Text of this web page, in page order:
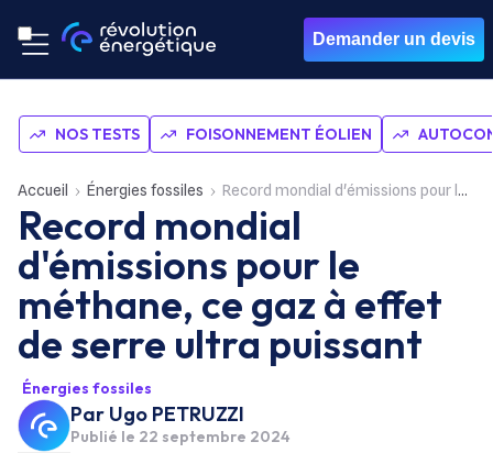
Demander un devis
NOS TESTS FOISONNEMENT ÉOLIEN
Accueil Énergies fossiles Record mondial d'émissions pour le méthane, ce gaz à effet de serre ultra puissant
Record mondial
d'émissions pour le
méthane, ce gaz à effet
de serre ultra puissant
Énergies fossiles
Par Ugo PETRUZZI
Publié le 22 septembre 2024